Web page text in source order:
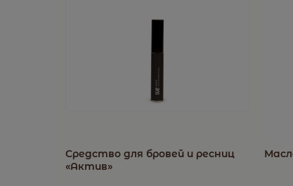
Средство для бровей и ресниц
«Актив»